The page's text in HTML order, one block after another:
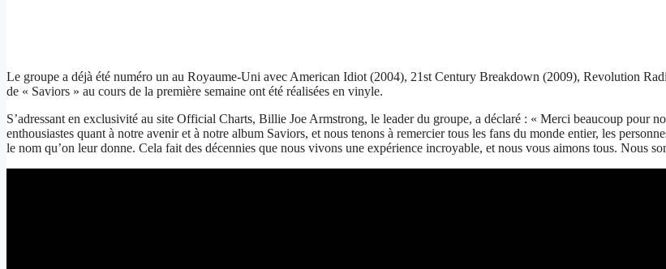
Le groupe a déjà été numéro un au Royaume-Uni avec American Idiot (2004), 21st Century Breakdown (2009), Revolution
de « Saviors » au cours de la première semaine ont été réalisées en vinyle.
S’adressant en exclusivité au site Official Charts, Billie Joe Armstrong, le leader du groupe, a déclaré : « Merci beaucoup pour
enthousiastes quant à notre avenir et à notre album Saviors, et nous tenons à remercier tous les fans du monde entier, les
le nom qu’on leur donne. Cela fait des décennies que nous vivons une expérience incroyable, et nous vous aimons tous. Nous